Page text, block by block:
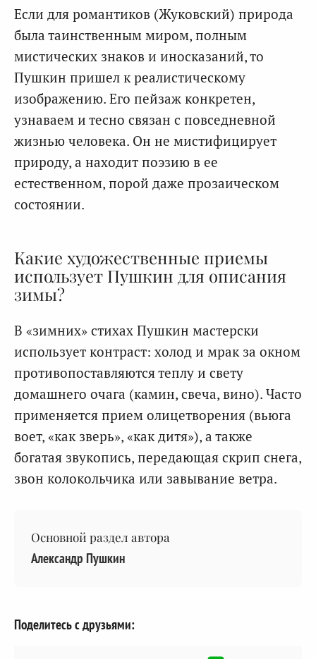
Если для романтиков (Жуковский) природа
была таинственным миром, полным
мистических знаков и иносказаний, то
Пушкин пришел к реалистическому
изображению. Его пейзаж конкретен,
узнаваем и тесно связан с повседневной
жизнью человека. Он не мистифицирует
природу, а находит поэзию в ее
естественном, порой даже прозаическом
состоянии.
Какие художественные приемы
использует Пушкин для описания
зимы?
В «зимних» стихах Пушкин мастерски
использует контраст: холод и мрак за окном
противопоставляются теплу и свету
домашнего очага (камин, свеча, вино). Часто
применяется прием олицетворения (вьюга
воет, «как зверь», «как дитя»), а также
богатая звукопись, передающая скрип снега,
звон колокольчика или завывание ветра.
Основной раздел автора
Александр Пушкин
Поделитесь с друзьями: